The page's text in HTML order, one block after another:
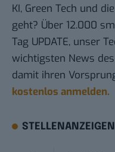
KI, Green Tech und
geht? Über 12.000
Tag UPDATE, unser
wichtigsten News
damit ihren
kostenlos anmelden.
STELLENANZEIGEN